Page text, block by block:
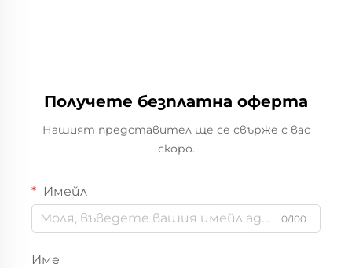
Получете безплатна оферта
Нашият представител ще се свърже с вас
скоро.
Имейл
0/100
Име